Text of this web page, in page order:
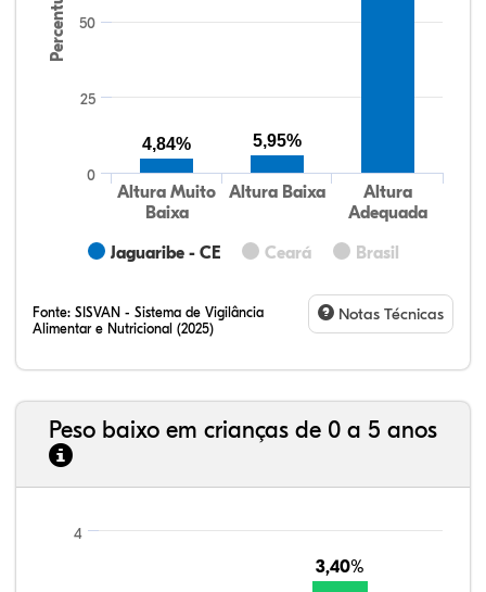
Percentual
Jaguaribe - CE Ceará Brasil
Altura Muito
Baixa
Altura Baixa
Altura
Adequada
0
25
50
4,84% 5,95%
Fonte: SISVAN - Sistema de Vigilância
Alimentar e Nutricional (2025)
Notas Técnicas
Peso baixo em crianças de 0 a 5 anos
3,40%
3,40%
4